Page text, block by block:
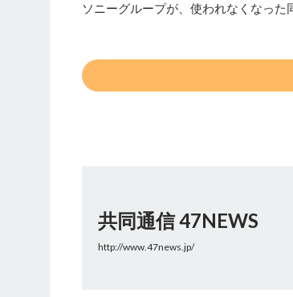
ソニーグループが、使われなくなっ
共同通信 47NEWS
http://www.47news.jp/